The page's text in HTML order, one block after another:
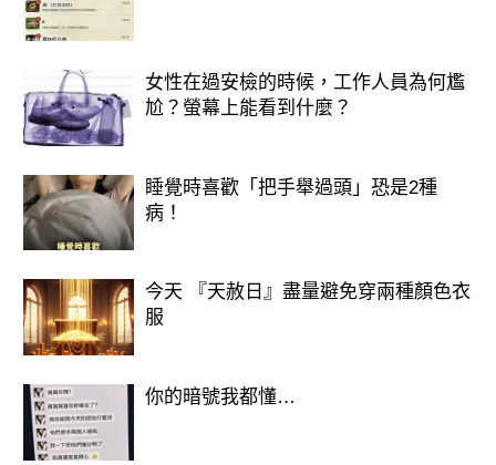
女性在過安檢的時候，工作人員為何尷
尬？螢幕上能看到什麼？
睡覺時喜歡「把手舉過頭」恐是2種
病！
今天 『天赦日』盡量避免穿兩種顏色衣
服
你的暗號我都懂…